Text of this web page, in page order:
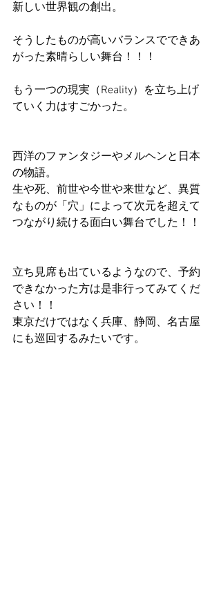
新しい世界観の創出。
そうしたものが高いバランスでできあ
がった素晴らしい舞台！！！
もう一つの現実（Reality）を立ち上げ
ていく力はすごかった。
西洋のファンタジーやメルヘンと日本
の物語。
生や死、前世や今世や来世など、異質
なものが「穴」によって次元を超えて
つながり続ける面白い舞台でした！！
立ち見席も出ているようなので、予約
できなかった方は是非行ってみてくだ
さい！！
東京だけではなく兵庫、静岡、名古屋
にも巡回するみたいです。